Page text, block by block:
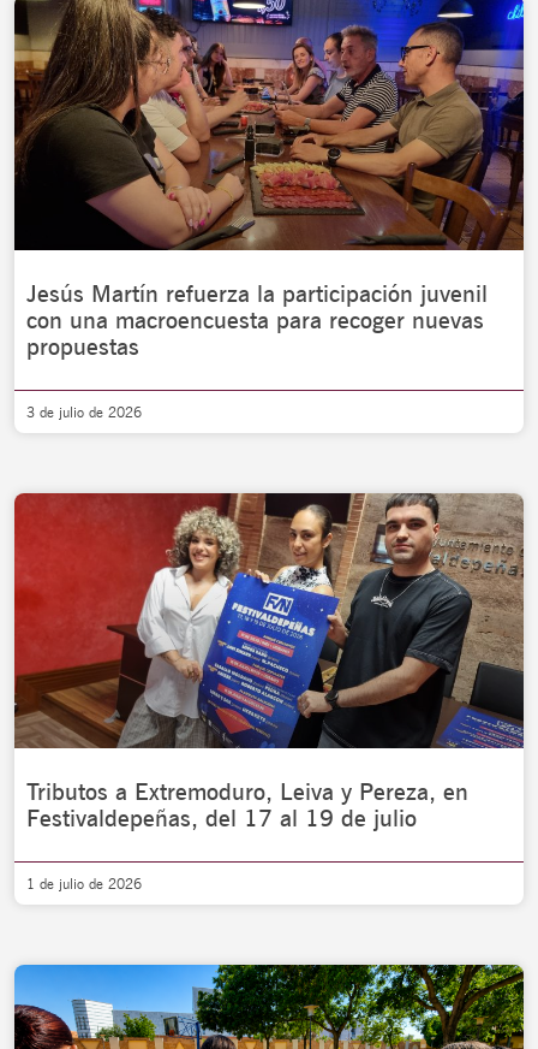
Jesús Martín refuerza la participación juvenil
con una macroencuesta para recoger nuevas
propuestas
3 de julio de 2026
Tributos a Extremoduro, Leiva y Pereza, en
Festivaldepeñas, del 17 al 19 de julio
1 de julio de 2026